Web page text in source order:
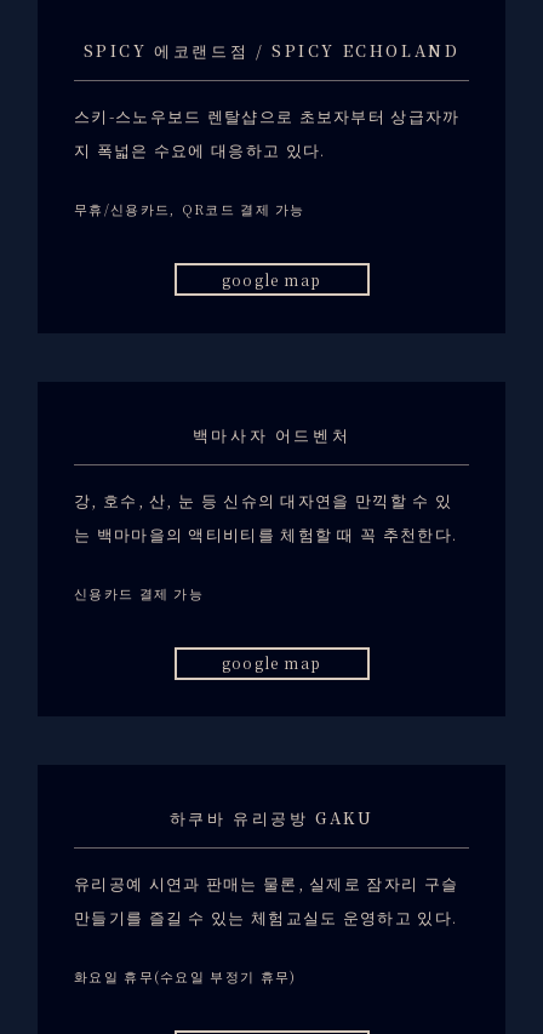
SPICY 에코랜드점 / SPICY ECHOLAND
스키-스노우보드 렌탈샵으로 초보자부터 상급자까
지 폭넓은 수요에 대응하고 있다.
무휴/신용카드, QR코드 결제 가능
google map
백마사자 어드벤처
강, 호수, 산, 눈 등 신슈의 대자연을 만끽할 수 있
는 백마마을의 액티비티를 체험할 때 꼭 추천한다.
신용카드 결제 가능
google map
하쿠바 유리공방 GAKU
유리공예 시연과 판매는 물론, 실제로 잠자리 구슬
만들기를 즐길 수 있는 체험교실도 운영하고 있다.
화요일 휴무(수요일 부정기 휴무)